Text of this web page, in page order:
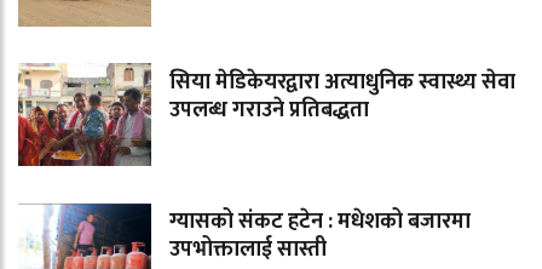
सिया मेडिकेयरद्वारा अत्याधुनिक स्वास्थ्य सेवा
उपलब्ध गराउने प्रतिबद्धता
ग्यासको संकट हटेन : मधेशको बजारमा
उपभोक्तालाई सास्ती